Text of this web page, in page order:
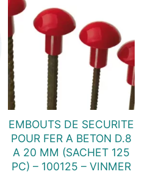
EMBOUTS DE SECURITE
POUR FER A BETON D.8
A 20 MM (SACHET 125
PC) – 100125 – VINMER